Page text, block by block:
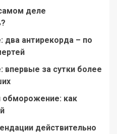
деле
два антирекорда – по
впервые за сутки более
как
действительно